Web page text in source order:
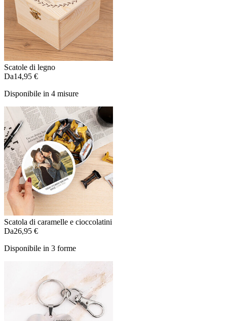
Scatole di legno
Da14,95 €
Disponibile in 4 misure
Scatola di caramelle e cioccolatini
Da26,95 €
Disponibile in 3 forme